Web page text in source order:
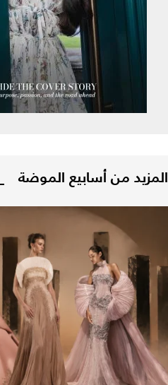
المزيد من أسابيع الموضة